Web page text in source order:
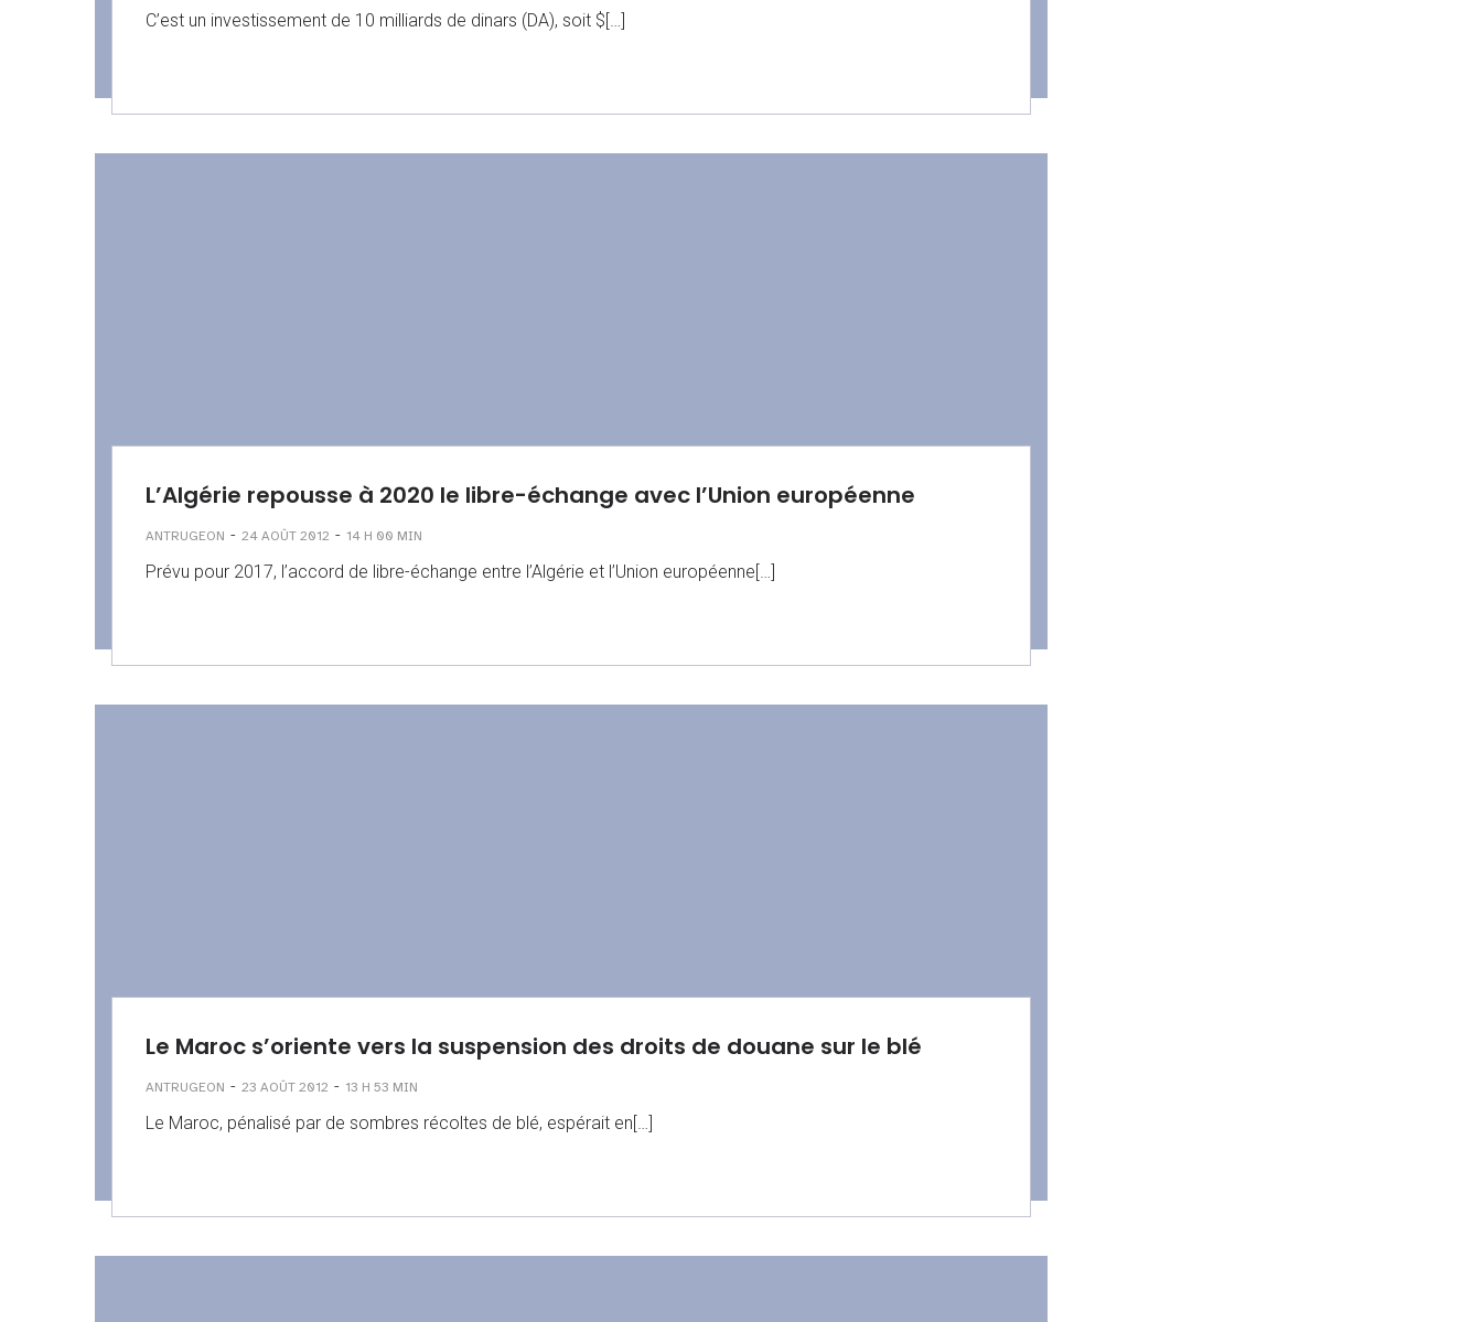
C’est un investissement de 10 milliards de dinars (DA), soit $[…]
L’Algérie repousse à 2020 le libre-échange avec l’Union européenne
ANTRUGEON - 24 AOÛT 2012 - 14 H 00 MIN
Prévu pour 2017, l’accord de libre-échange entre l’Algérie et l’Union européenne[…]
Le Maroc s’oriente vers la suspension des droits de douane sur le blé
ANTRUGEON - 23 AOÛT 2012 - 13 H 53 MIN
Le Maroc, pénalisé par de sombres récoltes de blé, espérait en[…]